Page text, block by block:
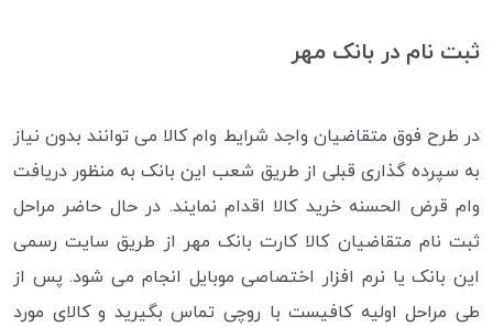
ثبت نام در بانک مهر
در طرح فوق متقاضیان واجد شرایط وام کالا می توانند بدون نیاز
به سپرده گذاری قبلی از طریق شعب این بانک به منظور دریافت
وام قرض الحسنه خرید کالا اقدام نمایند. در حال حاضر مراحل
ثبت نام متقاضیان کالا کارت بانک مهر از طریق سایت رسمی
این بانک یا نرم افزار اختصاصی موبایل انجام می شود. پس از
طی مراحل اولیه کافیست با روچی تماس بگیرید و کالای مورد